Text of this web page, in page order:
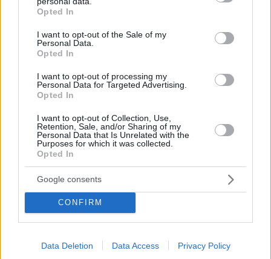
grant or deny consent to Google and its third-party tags to
use your data for below specified purposes in below Google
consent section.
Opted In
I want to opt-out of the Sale of my
Personal Data.
Opted In
I want to opt-out of processing my
Personal Data for Targeted Advertising.
Opted In
I want to opt-out of Collection, Use,
Retention, Sale, and/or Sharing of my
Personal Data that Is Unrelated with the
Purposes for which it was collected.
Opted In
Google consents
CONFIRM
Data Deletion Data Access Privacy Policy
«Δεν το πιστεύουμε», λένε οι Αμερικανοί που
υιοθέτησαν τον Αφγανό στη Λέσβο - Η αρχική
εκδοχή για το φονικό στην Κυψέλη και η σιωπή
στην απολογία
07.08.2026, 07:19